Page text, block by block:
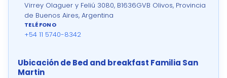
Virrey Olaguer y Feliú 3080, B1636GVB Olivos, Provincia
de Buenos Aires, Argentina
TELÉFONO
+54 11 5740-8342
Ubicación de Bed and breakfast Familia San
Martin